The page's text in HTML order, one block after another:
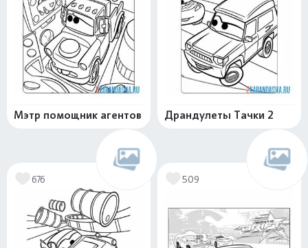
Мэтр помощник агентов Драндулеты Тачки 2
676 509